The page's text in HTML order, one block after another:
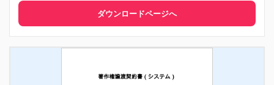
ダウンロードページへ